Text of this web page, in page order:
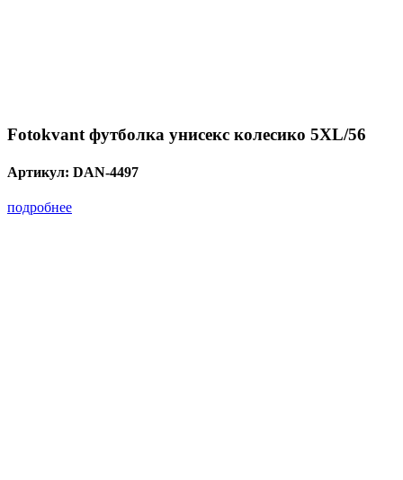
Fotokvant футболка унисекс колесико 5XL/56
Артикул: DAN-4497
подробнее